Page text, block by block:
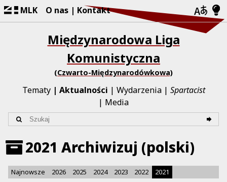
MLK O nas Kontakt
Międzynarodowa Liga
Komunistyczna
(Czwarto-Międzynarodówkowa)
Tematy Aktualności Wydarzenia
Spartacist
Media
2021 Archiwizuj (polski)
Najnowsze 2026 2025 2024 2023 2022 2021